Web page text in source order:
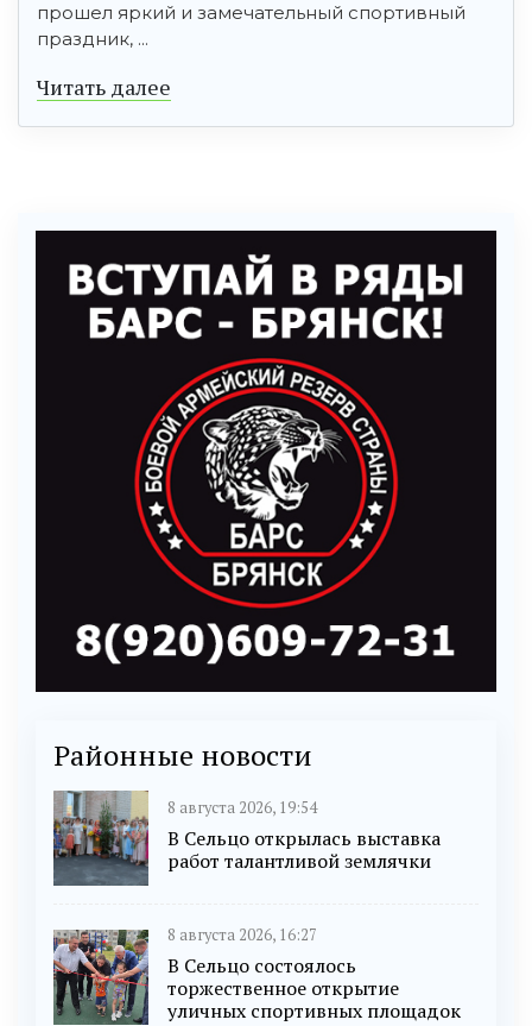
прошел яркий и замечательный спортивный
праздник, ...
Читать далее
Районные новости
8 августа 2026, 19:54
В Сельцо открылась выставка
работ талантливой землячки
8 августа 2026, 16:27
В Сельцо состоялось
торжественное открытие
уличных спортивных площадок